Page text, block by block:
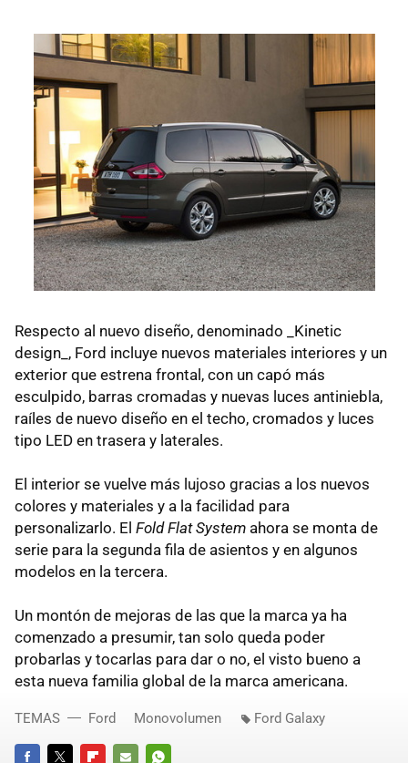
Respecto al nuevo diseño, denominado _Kinetic
design_, Ford incluye nuevos materiales interiores y un
exterior que estrena frontal, con un capó más
esculpido, barras cromadas y nuevas luces antiniebla,
raíles de nuevo diseño en el techo, cromados y luces
tipo LED en trasera y laterales.
El interior se vuelve más lujoso gracias a los nuevos
colores y materiales y a la facilidad para
personalizarlo. El Fold Flat System ahora se monta de
serie para la segunda fila de asientos y en algunos
modelos en la tercera.
Un montón de mejoras de las que la marca ya ha
comenzado a presumir, tan solo queda poder
probarlas y tocarlas para dar o no, el visto bueno a
esta nueva familia global de la marca americana.
TEMAS Ford Monovolumen Ford Galaxy